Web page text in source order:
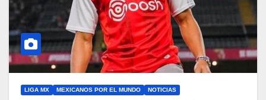
LIGA MX MEXICANOS POR EL MUNDO NOTICIAS